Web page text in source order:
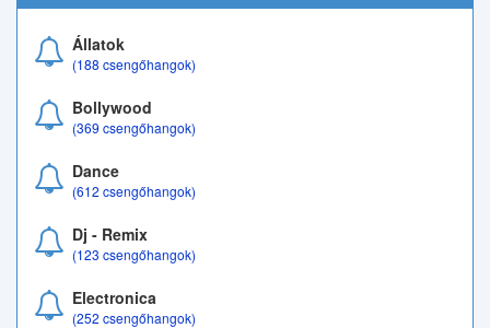
Állatok
(188 csengőhangok)
Bollywood
(369 csengőhangok)
Dance
(612 csengőhangok)
Dj - Remix
(123 csengőhangok)
Electronica
(252 csengőhangok)